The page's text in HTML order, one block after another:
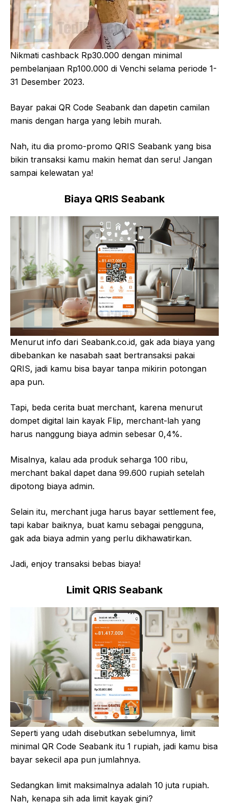
Nikmati cashback Rp30.000 dengan minimal
pembelanjaan Rp100.000 di Venchi selama periode 1-
31 Desember 2023.
Bayar pakai QR Code Seabank dan dapetin camilan
manis dengan harga yang lebih murah.
Nah, itu dia promo-promo QRIS Seabank yang bisa
bikin transaksi kamu makin hemat dan seru! Jangan
sampai kelewatan ya!
Biaya QRIS Seabank
Menurut info dari Seabank.co.id, gak ada biaya yang
dibebankan ke nasabah saat bertransaksi pakai
QRIS, jadi kamu bisa bayar tanpa mikirin potongan
apa pun.
Tapi, beda cerita buat merchant, karena menurut
dompet digital lain kayak Flip, merchant-lah yang
harus nanggung biaya admin sebesar 0,4%.
Misalnya, kalau ada produk seharga 100 ribu,
merchant bakal dapet dana 99.600 rupiah setelah
dipotong biaya admin.
Selain itu, merchant juga harus bayar settlement fee,
tapi kabar baiknya, buat kamu sebagai pengguna,
gak ada biaya admin yang perlu dikhawatirkan.
Jadi, enjoy transaksi bebas biaya!
Limit QRIS Seabank
Seperti yang udah disebutkan sebelumnya, limit
minimal QR Code Seabank itu 1 rupiah, jadi kamu bisa
bayar sekecil apa pun jumlahnya.
Sedangkan limit maksimalnya adalah 10 juta rupiah.
Nah, kenapa sih ada limit kayak gini?